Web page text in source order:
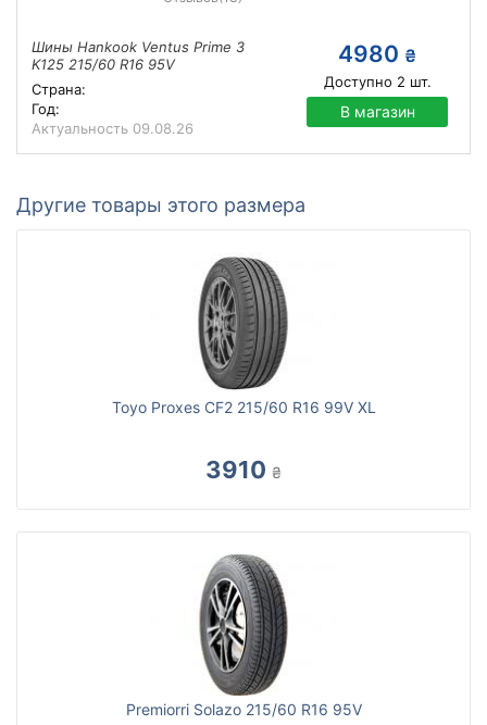
Шины Hankook Ventus Prime 3
K125 215/60 R16 95V
Страна:
Год:
Актуальность 09.08.26
4980 ₴
Доступно 2 шт.
В магазин
Другие товары этого размера
Toyo Proxes CF2 215/60 R16 99V XL
3910 ₴
Premiorri Solazo 215/60 R16 95V